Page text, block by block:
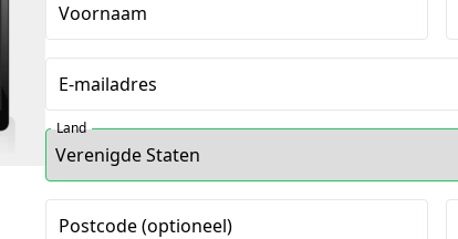
Voornaam
E-mailadres
Land
Postcode (optioneel)